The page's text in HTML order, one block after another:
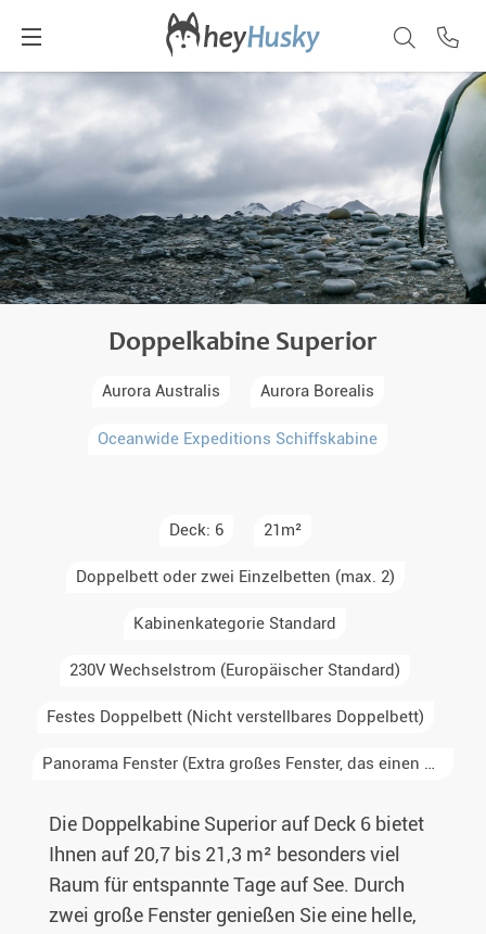
Doppelkabine Superior
Aurora Australis Aurora Borealis
Oceanwide Expeditions Schiffskabine
Deck: 6 21m²
Doppelbett oder zwei Einzelbetten (max. 2)
Kabinenkategorie Standard
230V Wechselstrom (Europäischer Standard)
Festes Doppelbett (Nicht verstellbares Doppelbett)
Panorama Fenster (Extra großes Fenster, das einen Großteil der Kabinenwand einnimmt)
Die Doppelkabine Superior auf Deck 6 bietet
Ihnen auf 20,7 bis 21,3 m² besonders viel
Raum für entspannte Tage auf See. Durch
zwei große Fenster genießen Sie eine helle,